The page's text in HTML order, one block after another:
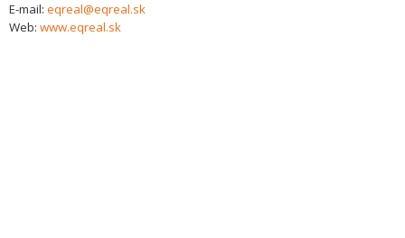
E-mail: eqreal@eqreal.sk
Web: www.eqreal.sk